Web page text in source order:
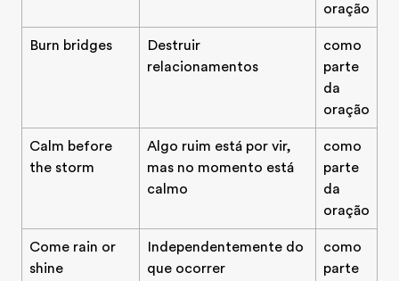
oração
Burn bridges
Destruir
relacionamentos
como
parte
da
oração
Calm before
the storm
Algo ruim está por vir,
mas no momento está
calmo
como
parte
da
oração
Come rain or
shine
Independentemente do
que ocorrer
como
parte